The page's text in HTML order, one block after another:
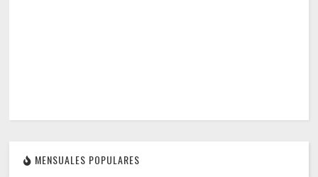
MENSUALES POPULARES